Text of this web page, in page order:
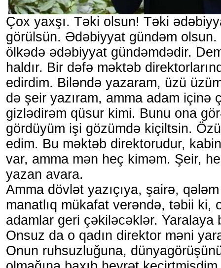
Çox yaxşı. Təki olsun! Təki
görülsün. Ədəbiyyat gündəm olsun.
ölkədə ədəbiyyat gündəmdədir.
haldır. Bir dəfə məktəb
edirdim. Biləndə yazaram, üzü
də şeir yazıram, amma adam içinə
gizlədirəm qüsur kimi. Bunu ona
gördüyüm işi gözümdə kiçiltsin.
edim. Bu məktəb direktorudur,
var, amma mən heç kiməm. Şeir,
yazan avara.
Amma dövlət yazıçıya, şairə,
manatlıq mükafat verəndə, təbii ki,
adamlar geri çəkiləcəklər. Yaralaya
Onsuz da o qadın direktor məni
Onun ruhsuzluğuna,